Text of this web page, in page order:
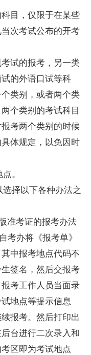
目，仅限于在某些
次考试公布的开考
试的报考，另一类
的外语口试等科
类别，或者两个类
个类别的考试科目
考两个类别的时候
体规定，以免因时
。
择以下各种办法之
准考证的报考办法
办将《报考单》
中报考地点代码不
签名，然后交报考
考工作人员当面录
地点等提示信息
报考。然后打印出
台进行二次录入和
区即为考试地点